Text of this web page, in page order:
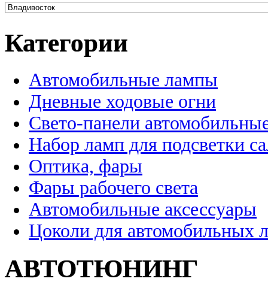
Категории
Автомобильные лампы
Дневные ходовые огни
Свето-панели
Набор ламп для подсветки
Оптика, фары
Фары рабочего света
Автомобильные аксессуары
Цоколи для автомобильных
АВТОТЮНИНГ